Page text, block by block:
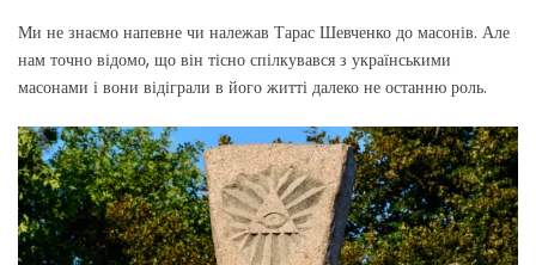
Ми не знаємо напевне чи належав Тарас Шевченко до масонів. Але
нам точно відомо, що він тісно спілкувався з українськими
масонами і вони відіграли в його житті далеко не останню роль.